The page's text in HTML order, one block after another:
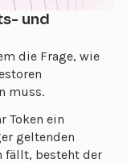
und
die Frage, wie
muss.
Token ein
geltenden
fällt, besteht der